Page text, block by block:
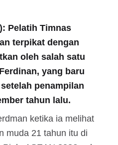
): Pelatih Timnas
terpikat dengan
oleh salah satu
yang baru
penampilan
tahun lalu.
ketika ia melihat
muda 21 tahun itu di